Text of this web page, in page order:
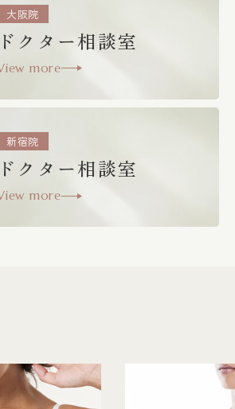
大阪院
ドクター相談室
more
新宿院
ドクター相談室
more